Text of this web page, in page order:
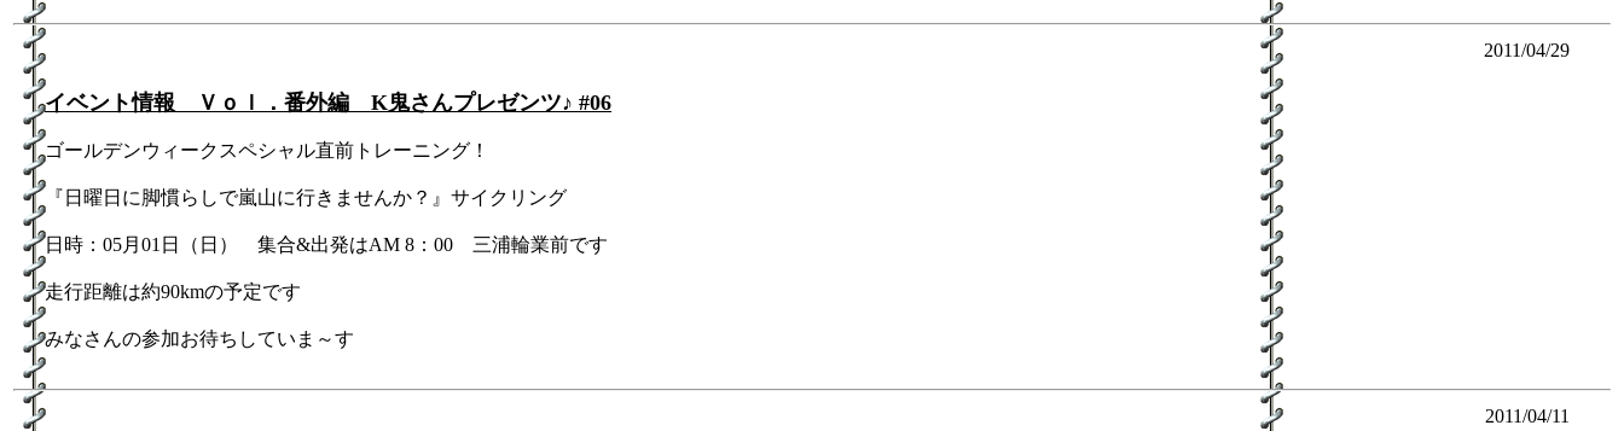
2011/04/29
イベント情報 Ｖｏｌ．番外編 K鬼さんプレゼンツ♪ #06
ゴールデンウィークスペシャル直前トレーニング！
『日曜日に脚慣らしで嵐山に行きませんか？』サイクリング
日時：05月01日（日） 集合&出発はAM 8：00 三浦輪業前です
走行距離は約90kmの予定です
みなさんの参加お待ちしていま～す
2011/04/11